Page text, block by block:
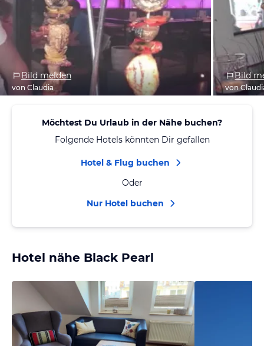
Bild melden
von Claudia
Bild
von
Möchtest Du Urlaub in der Nähe buchen?
Folgende Hotels könnten Dir gefallen
Hotel & Flug buchen
Oder
Nur Hotel buchen
Hotel nähe Black Pearl